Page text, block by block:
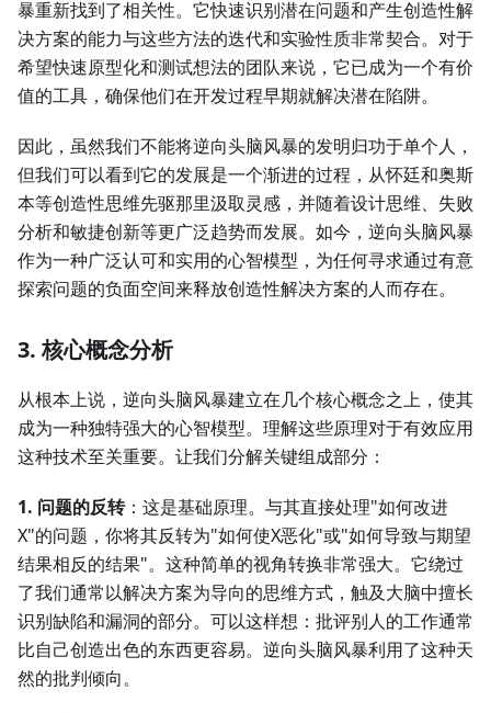
暴重新找到了相关性。它快速识别潜在问题和产生创造性解
决方案的能力与这些方法的迭代和实验性质非常契合。对于
希望快速原型化和测试想法的团队来说，它已成为一个有价
值的工具，确保他们在开发过程早期就解决潜在陷阱。
因此，虽然我们不能将逆向头脑风暴的发明归功于单个人，
但我们可以看到它的发展是一个渐进的过程，从怀廷和奥斯
本等创造性思维先驱那里汲取灵感，并随着设计思维、失败
分析和敏捷创新等更广泛趋势而发展。如今，逆向头脑风暴
作为一种广泛认可和实用的心智模型，为任何寻求通过有意
探索问题的负面空间来释放创造性解决方案的人而存在。
3. 核心概念分析
从根本上说，逆向头脑风暴建立在几个核心概念之上，使其
成为一种独特强大的心智模型。理解这些原理对于有效应用
这种技术至关重要。让我们分解关键组成部分：
1. 问题的反转：这是基础原理。与其直接处理"如何改进
X"的问题，你将其反转为"如何使X恶化"或"如何导致与期望
结果相反的结果"。这种简单的视角转换非常强大。它绕过
了我们通常以解决方案为导向的思维方式，触及大脑中擅长
识别缺陷和漏洞的部分。可以这样想：批评别人的工作通常
比自己创造出色的东西更容易。逆向头脑风暴利用了这种天
然的批判倾向。